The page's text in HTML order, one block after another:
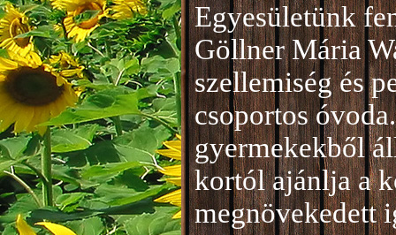
Egyesületünk
Göllner Mária
szellemiség és
csoportos
gyermekekből
kortól ajánlja a
megnövekedett